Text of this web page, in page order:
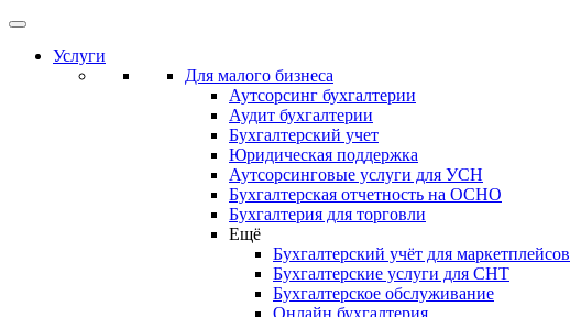
Услуги
Для малого бизнеса
Аутсорсинг бухгалтерии
Аудит бухгалтерии
Бухгалтерский учет
Юридическая поддержка
Аутсорсинговые услуги для УСН
Бухгалтерская отчетность на ОСНО
Бухгалтерия для торговли
Ещё
Бухгалтерский учёт для маркетплейсов
Бухгалтерские услуги для СНТ
Бухгалтерское обслуживание
Онлайн бухгалтерия